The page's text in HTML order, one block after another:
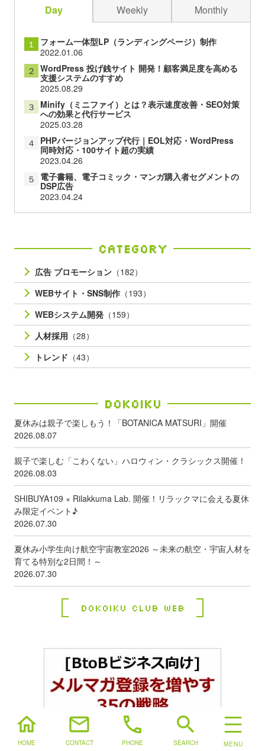
Day Weekly Monthly
１
フォーム一体型LP（ランディングページ）制作
2022.01.06
２ WordPress 投げ銭サイト 開発！顧客満足度を高める
支援システムのすすめ
2025.08.29
３ Minify（ミニファイ）とは？表示速度改善・SEO対策
への効果と代行サービス
2025.03.28
４ PHPバージョンアップ代行｜EOL対応・WordPress
同時対応・100サイト超の実績
2023.04.26
５ 電子書籍、電子コミック・マンガ購入者セグメントの
DSP広告
2023.04.24
Category
広告 プロモーション （182）
WEBサイト・SNS制作 （193）
WEBシステム開発 （159）
人材採用 （28）
トレンド （43）
Dokoiku
夏休みは親子で楽しもう！「BOTANICA MATSURI」開催
2026.08.07
親子で楽しむ「こわくない」ハロウィン・クラシックス開催！
2026.08.03
SHIBUYA109 × Rilakkuma Lab. 開催！リラックマに会える夏休
み限定イベント♪
2026.07.30
夏休み小学生向け航空宇宙教室2026 ～未来の航空・宇宙人材を
育てる特別な2日間！～
2026.07.30
Dokoiku Club Web
home
HOME
mail
CONTACT
phone
PHONE
search
SEARCH